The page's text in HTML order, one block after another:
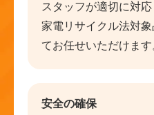
スタッフが適切に対応
家電リサイクル法対
てお任せいただけます
安全の確保